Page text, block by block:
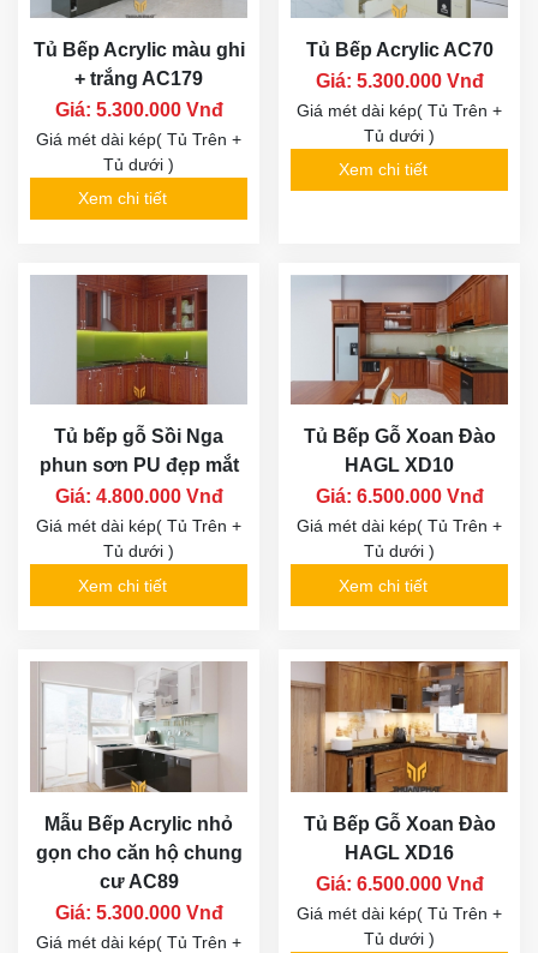
Tủ Bếp Acrylic màu ghi
+ trắng AC179
Giá: 5.300.000 Vnđ
Giá mét dài kép( Tủ Trên +
Tủ dưới )
Xem chi tiết
Tủ Bếp Acrylic AC70
Giá: 5.300.000 Vnđ
Giá mét dài kép( Tủ Trên +
Tủ dưới )
Xem chi tiết
Tủ bếp gỗ Sồi Nga
phun sơn PU đẹp mắt
Giá: 4.800.000 Vnđ
Giá mét dài kép( Tủ Trên +
Tủ dưới )
Xem chi tiết
Tủ Bếp Gỗ Xoan Đào
HAGL XD10
Giá: 6.500.000 Vnđ
Giá mét dài kép( Tủ Trên +
Tủ dưới )
Xem chi tiết
Mẫu Bếp Acrylic nhỏ
gọn cho căn hộ chung
cư AC89
Giá: 5.300.000 Vnđ
Giá mét dài kép( Tủ Trên +
Tủ Bếp Gỗ Xoan Đào
HAGL XD16
Giá: 6.500.000 Vnđ
Giá mét dài kép( Tủ Trên +
Tủ dưới )